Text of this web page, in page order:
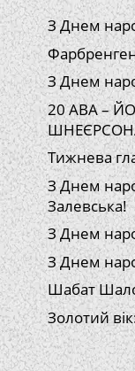
З Днем
З Днем
20 АВА –
Тижнева
З Днем
Залевська!
З Днем
З Днем
Шабат
Золотий